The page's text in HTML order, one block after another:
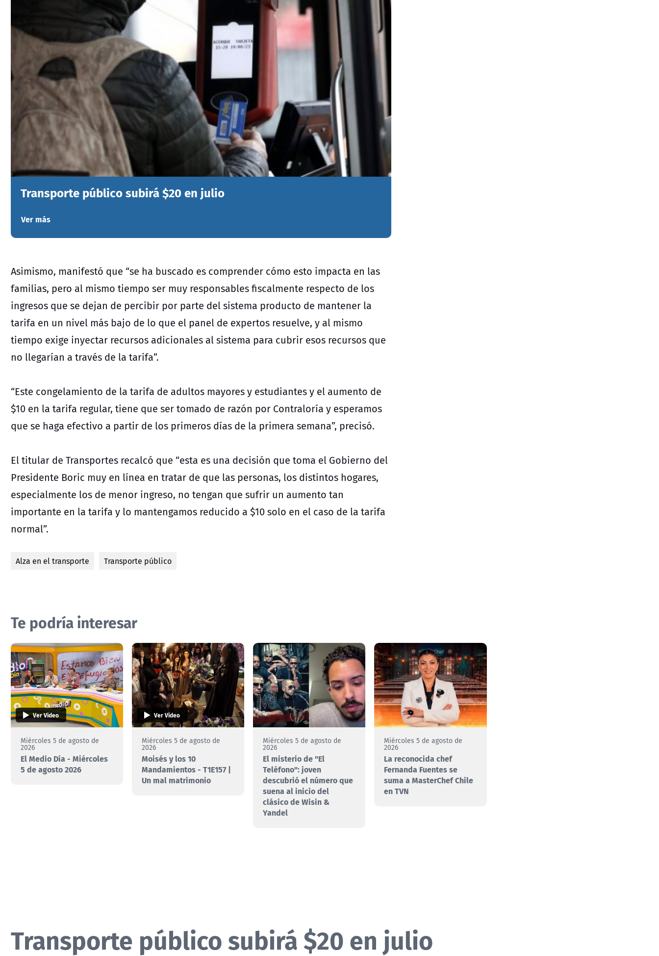
Transporte público subirá $20 en julio
Ver más
Asimismo, manifestó que “se ha buscado es comprender cómo esto impacta en las
familias, pero al mismo tiempo ser muy responsables fiscalmente respecto de los
ingresos que se dejan de percibir por parte del sistema producto de mantener la
tarifa en un nivel más bajo de lo que el panel de expertos resuelve, y al mismo
tiempo exige inyectar recursos adicionales al sistema para cubrir esos recursos que
no llegarían a través de la tarifa”.
“Este congelamiento de la tarifa de adultos mayores y estudiantes y el aumento de
$10 en la tarifa regular, tiene que ser tomado de razón por Contraloría y esperamos
que se haga efectivo a partir de los primeros días de la primera semana”, precisó.
El titular de Transportes recalcó que “esta es una decisión que toma el Gobierno del
Presidente Boric muy en línea en tratar de que las personas, los distintos hogares,
especialmente los de menor ingreso, no tengan que sufrir un aumento tan
importante en la tarifa y lo mantengamos reducido a $10 solo en el caso de la tarifa
normal”.
Alza en el transporte Transporte público
Te podría interesar
Ver Video
Miércoles 5 de agosto de
2026
El Medio Día - Miércoles
5 de agosto 2026
Ver Video
Miércoles 5 de agosto de
2026
Moisés y los 10
Mandamientos - T1E157 |
Un mal matrimonio
Miércoles 5 de agosto de
2026
El misterio de "El
Teléfono": joven
descubrió el número que
suena al inicio del
clásico de Wisin &
Yandel
Miércoles 5 de agosto de
2026
La reconocida chef
Fernanda Fuentes se
suma a MasterChef Chile
en TVN
Transporte público subirá $20 en julio